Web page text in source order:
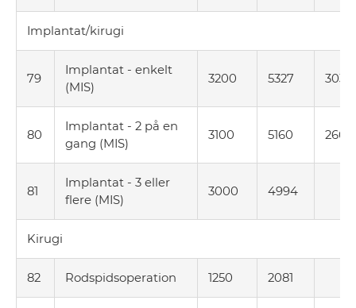
Implantat/kirugi
79
Implantat - enkelt
(MIS)
3200 5327 3035
80
Implantat - 2 på en
gang (MIS)
3100 5160 2666
81
Implantat - 3 eller
flere (MIS)
3000 4994
Kirugi
82 Rodspidsoperation 1250 2081